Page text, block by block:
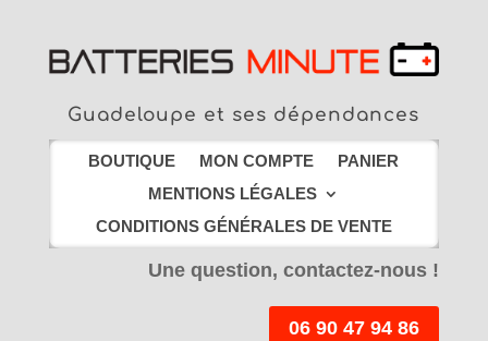
Guadeloupe et ses dépendances
BOUTIQUE MON COMPTE
PANIER
MENTIONS LÉGALES
CONDITIONS GÉNÉRALES DE VENTE
Une question, contactez-nous !
06 90 47 94 86